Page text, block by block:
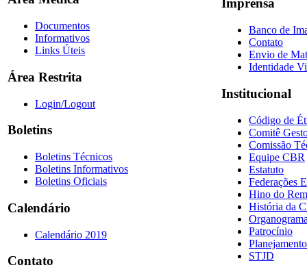
Documentos
Informativos
Links Úteis
Área Restrita
Login/Logout
Boletins
Boletins Técnicos
Boletins Informativos
Boletins Oficiais
Calendário
Calendário 2019
Contato
Imprensa
Banco de
Contato
Envio de
Identidade
Institucional
Código de
Comitê
Comissão
Equipe CBR
Estatuto
Federações
Hino do
História da
Patrocínio
STJD